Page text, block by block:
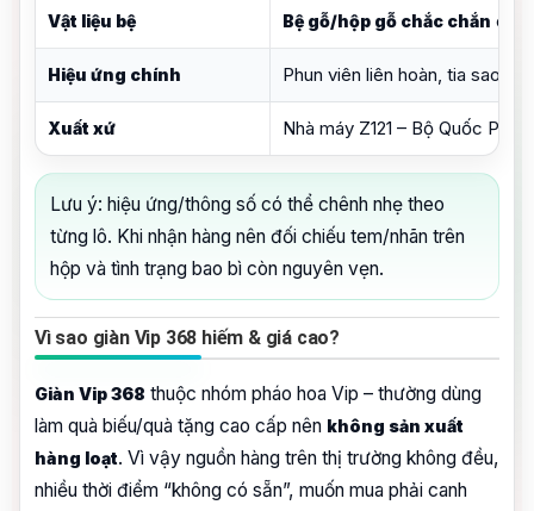
Vật liệu bệ Bệ gỗ/hộp gỗ chắc chắn cố
Hiệu ứng chính Phun viên liên hoàn, tia sao/
Xuất xứ Nhà máy Z121 – Bộ Quốc
Lưu ý: hiệu ứng/thông số có thể chênh nhẹ theo
từng lô. Khi nhận hàng nên đối chiếu tem/nhãn trên
hộp và tình trạng bao bì còn nguyên vẹn.
Vì sao giàn Vip 368 hiếm & giá cao?
Giàn Vip 368 thuộc nhóm pháo hoa Vip – thường dùng
làm quà biếu/quà tặng cao cấp nên không sản xuất
hàng loạt. Vì vậy nguồn hàng trên thị trường không đều,
nhiều thời điểm “không có sẵn”, muốn mua phải canh